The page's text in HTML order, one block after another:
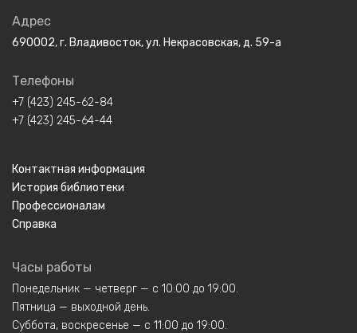
Адрес
690002, г. Владивосток, ул. Некрасовская, д. 59-а
Телефоны
+7 (423) 245-62-84
+7 (423) 245-64-44
Контактная информация
История библиотеки
Профессионалам
Справка
Часы работы
Понедельник — четверг — с 10:00 до 19:00.
Пятница — выходной день.
Суббота, воскресенье — с 11:00 до 19:00.